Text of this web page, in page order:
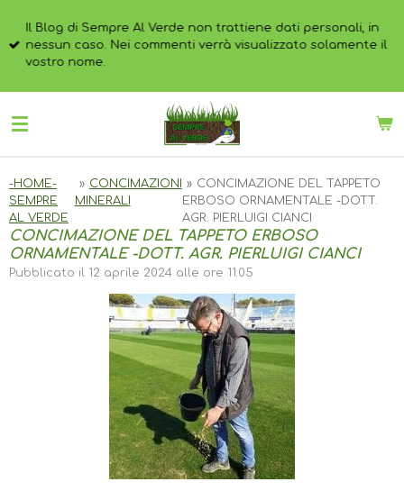
contenuto
principale
Il Blog di Sempre Al Verde non trattiene dati personali, in
nessun caso. Nei commenti verrà visualizzato solamente il
vostro nome.
-HOME-
SEMPRE
AL VERDE
» CONCIMAZIONI
MINERALI
» CONCIMAZIONE DEL TAPPETO
ERBOSO ORNAMENTALE -DOTT.
AGR. PIERLUIGI CIANCI
CONCIMAZIONE DEL TAPPETO ERBOSO
ORNAMENTALE -DOTT. AGR. PIERLUIGI CIANCI
Pubblicato il 12 aprile 2024 alle ore 11:05